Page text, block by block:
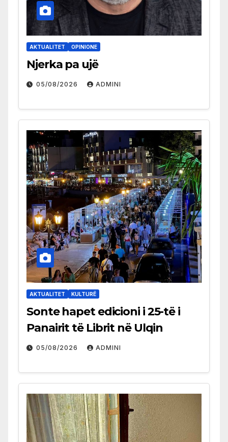
AKTUALITET OPINIONE
Njerka pa ujë
05/08/2026 ADMINI
AKTUALITET KULTURË
Sonte hapet edicioni i 25-të i
Panairit të Librit në Ulqin
05/08/2026 ADMINI